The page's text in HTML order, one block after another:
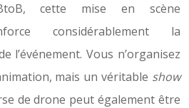
cette mise en scène
considérablement la
l’événement. Vous n’organisez
mais un véritable show
de drone peut également être